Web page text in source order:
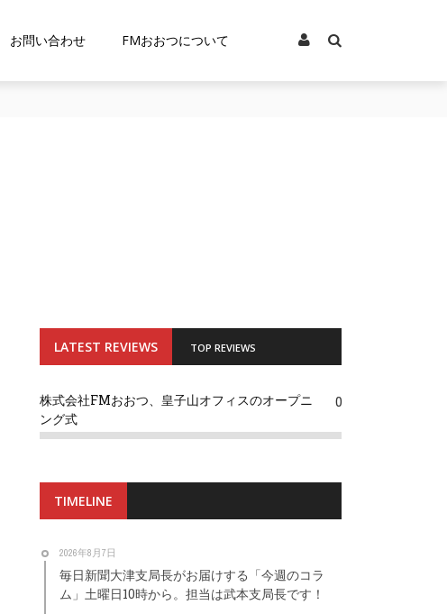
お問い合わせ FMおおつについて
LATEST REVIEWS TOP REVIEWS
株式会社FMおおつ、皇子山オフィスのオープニ
ング式
0
TIMELINE
2026年8月7日
毎日新聞大津支局長がお届けする「今週のコラ
ム」土曜日10時から。担当は武本支局長です！